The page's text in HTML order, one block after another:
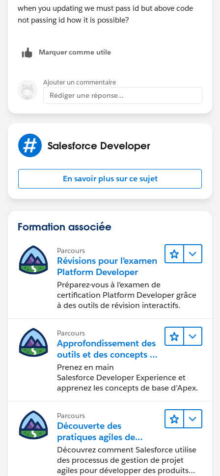
list<contact> lst
            {
			}
        }
    }
}
Let us know if this will help you
when you updating we must pass id but above code
not passing id how it is possible?
Marquer comme utile
Ajouter un commentaire
Rédiger une réponse...
Salesforce Developer
En savoir plus sur ce sujet
Formation associée
Parcours
Révisions pour l’examen
Platform Developer
Préparez-vous à l’examen de
certification Platform Developer grâce
à des outils de révision interactifs.
Parcours
Approfondissement des
outils et des concepts de
développement
Salesforce
Prenez en main
Salesforce Developer Experience et
apprenez les concepts de base d’Apex.
Parcours
Découverte des
pratiques agiles de
Salesforce
Découvrez comment Salesforce utilise
des processus de gestion de projet
agiles pour développer des produits